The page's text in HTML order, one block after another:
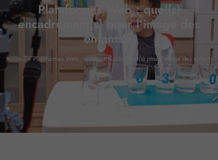
Plateformes Web : quel(s)
encadrement(s) pour l’image des
enfants ?
Accueil»Plateformes Web : quel(s) encadrement(s) pour l’image des enfants
?